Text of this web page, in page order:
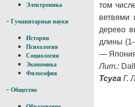
Электроника
- Гуманитарные науки
История
Психология
Социология
Экономика
Философия
- Общество
том
ветвями
дерево
длины
—
Лит.:
Тсуга Г.